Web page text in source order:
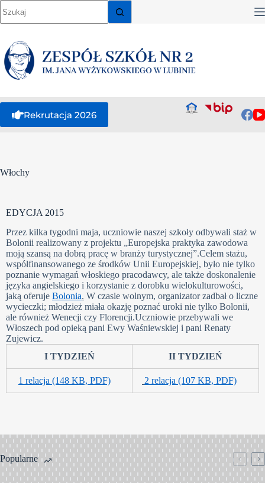
Rekrutacja 2026
Włochy
EDYCJA 2015
Przez kilka tygodni maja, uczniowie naszej szkoły odbywali staż w
Bolonii realizowany z projektu „Europejska praktyka zawodowa
moją szansą na dobrą pracę w branży turystycznej”.Celem stażu,
współfinansowanego ze środków Unii Europejskiej, było nie tylko
poznanie wymagań włoskiego pracodawcy, ale także doskonalenie
języka angielskiego i korzystanie z dorobku wielokulturowości,
jaką oferuje Bolonia. W czasie wolnym, organizator zadbał o liczne
wycieczki; młodzież miała okazję poznać uroki nie tylko Bolonii,
ale również Wenecji czy Florencji.Uczniowie przebywali we
Włoszech pod opieką pani Ewy Waśniewskiej i pani Renaty
Zujewicz.
I TYDZIEŃ
II TYDZIEŃ
1 relacja (148 KB, PDF) 2 relacja (107 KB, PDF)
Popularne